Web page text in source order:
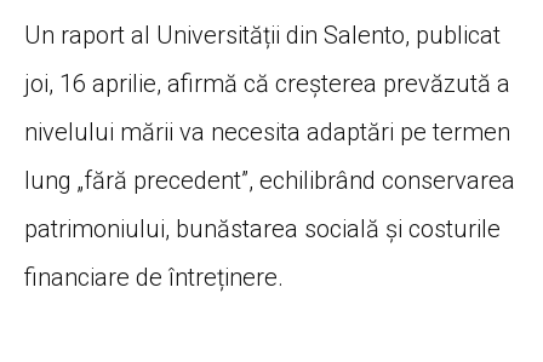
Un raport al Universității din Salento, publicat
joi, 16 aprilie, afirmă că creșterea prevăzută a
nivelului mării va necesita adaptări pe termen
lung „fără precedent”, echilibrând conservarea
patrimoniului, bunăstarea socială și costurile
financiare de întreținere.